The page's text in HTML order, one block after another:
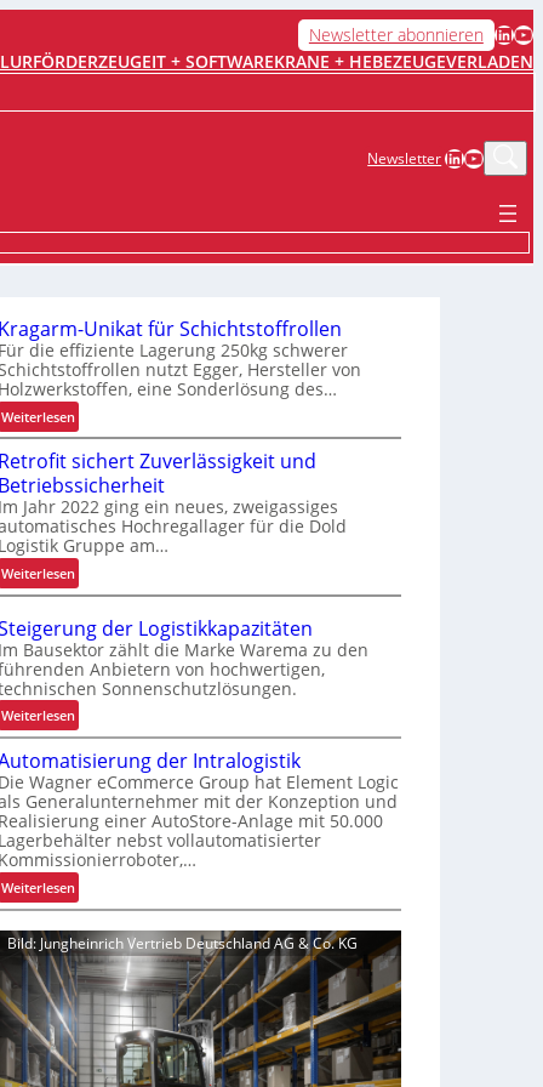
Newsletter abonnieren LinkedIn YouTube
IT + SOFTWAREKRANE + HEBEZEUGEVERLADEN
NewsletterLinkedIn
Kragarm-Unikat für Schichtstoffrollen
die effiziente Lagerung 250kg schwerer
nutzt Egger, Hersteller von
Holzwerkstoffen, eine Sonderlösung des…
Weiterlesen:
K
r
a
g
a
r
m
-
U
n
i
k
a
t
f
ü
r
S
c
h
i
h
t
s
t
o
Retrofit sichert Zuverlässigkeit und
Betriebssicherheit
Im Jahr 2022 ging ein neues, zweigassiges
Hochregallager für die Dold
Logistik Gruppe am…
Weiterlesen:
R
t
r
o
f
i
t
s
i
c
h
e
r
Z
u
v
e
ä
der Logistikkapazitäten
Im Bausektor zählt die Marke Warema zu den
Anbietern von hochwertigen,
Sonnenschutzlösungen.
Weiterlesen:
S
t
e
i
g
e
r
u
g
d
e
r
L
g
der Intralogistik
Die Wagner eCommerce Group hat Element Logic
Generalunternehmer mit der Konzeption und
Realisierung einer AutoStore-Anlage mit 50.000
Lagerbehälter nebst vollautomatisierter
Kommissionierroboter,…
Weiterlesen:
A
u
t
o
m
a
t
i
Bild: Jungheinrich Vertrieb Deutschland AG & Co. KG